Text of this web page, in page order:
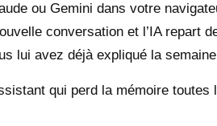
ou Gemini dans votre
conversation et l’IA repart
lui avez déjà expliqué la
qui perd la mémoire